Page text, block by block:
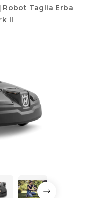
Robot Taglia Erba
II